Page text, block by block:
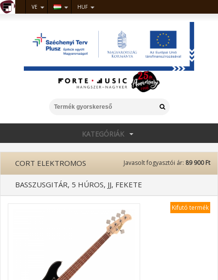
VE HUF
KATEGÓRIÁK
Javasolt fogyasztói ár: 89 900 Ft
CORT ELEKTROMOS
BASSZUSGITÁR, 5 HÚROS, JJ, FEKETE
Kifutó termék